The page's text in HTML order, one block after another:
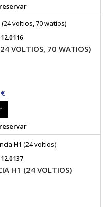
12.0116
VOLTIOS, 70 WATIOS)
12.0137
H1 (24 VOLTIOS)